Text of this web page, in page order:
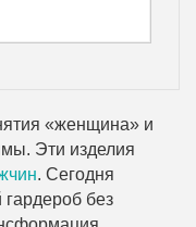
«женщина» и
Эти изделия
. Сегодня
без